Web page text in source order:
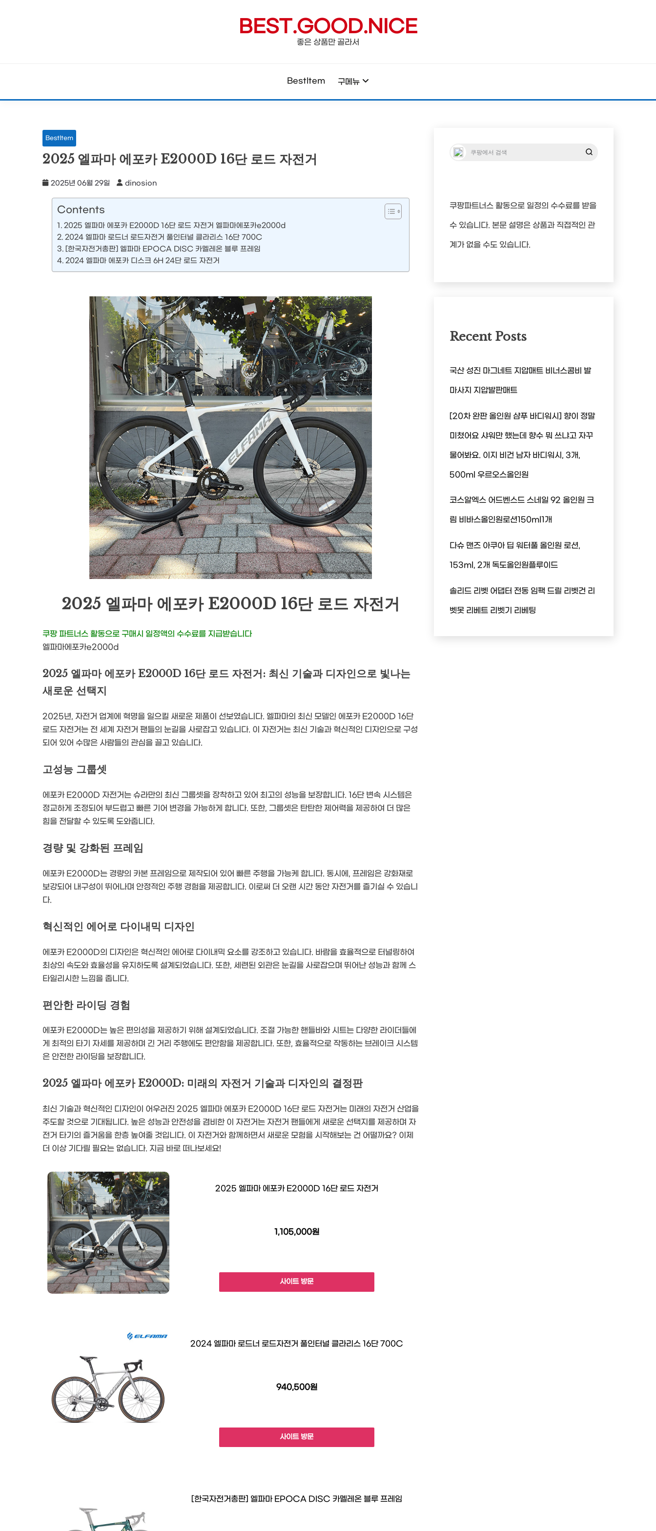
BEST.GOOD.NICE
좋은 상품만 골라서
BestItem 구메뉴
BestItem
2025 엘파마 에포카 E2000D 16단 로드 자전거
2025년 06월 29일 dinosion
Contents
2025 엘파마 에포카 E2000D 16단 로드 자전거 엘파마에포카e2000d
2024 엘파마 로드너 로드자전거 풀인터널 클라리스 16단 700C
[한국자전거총판] 엘파마 EPOCA DISC 카멜레온 블루 프레임
2024 엘파마 에포카 디스크 6H 24단 로드 자전거
2025 엘파마 에포카 E2000D 16단 로드 자전거
쿠팡 파트너스 활동으로 구매시 일정액의 수수료를 지급받습니다
엘파마에포카e2000d
2025 엘파마 에포카 E2000D 16단 로드 자전거: 최신 기술과 디자인으로 빛나는
새로운 선택지
2025년, 자전거 업계에 혁명을 일으킬 새로운 제품이 선보였습니다. 엘파마의 최신 모델인 에포카 E2000D 16단
로드 자전거는 전 세계 자전거 팬들의 눈길을 사로잡고 있습니다. 이 자전거는 최신 기술과 혁신적인 디자인으로 구성
되어 있어 수많은 사람들의 관심을 끌고 있습니다.
고성능 그룹셋
에포카 E2000D 자전거는 슈라만의 최신 그룹셋을 장착하고 있어 최고의 성능을 보장합니다. 16단 변속 시스템은
정교하게 조정되어 부드럽고 빠른 기어 변경을 가능하게 합니다. 또한, 그룹셋은 탄탄한 제어력을 제공하여 더 많은
힘을 전달할 수 있도록 도와줍니다.
경량 및 강화된 프레임
에포카 E2000D는 경량의 카본 프레임으로 제작되어 있어 빠른 주행을 가능케 합니다. 동시에, 프레임은 강화재로
보강되어 내구성이 뛰어나며 안정적인 주행 경험을 제공합니다. 이로써 더 오랜 시간 동안 자전거를 즐기실 수 있습니
다.
혁신적인 에어로 다이내믹 디자인
에포카 E2000D의 디자인은 혁신적인 에어로 다이내믹 요소를 강조하고 있습니다. 바람을 효율적으로 터널링하여
최상의 속도와 효율성을 유지하도록 설계되었습니다. 또한, 세련된 외관은 눈길을 사로잡으며 뛰어난 성능과 함께 스
타일리시한 느낌을 줍니다.
편안한 라이딩 경험
에포카 E2000D는 높은 편의성을 제공하기 위해 설계되었습니다. 조절 가능한 핸들바와 시트는 다양한 라이더들에
게 최적의 타기 자세를 제공하며 긴 거리 주행에도 편안함을 제공합니다. 또한, 효율적으로 작동하는 브레이크 시스템
은 안전한 라이딩을 보장합니다.
2025 엘파마 에포카 E2000D: 미래의 자전거 기술과 디자인의 결정판
최신 기술과 혁신적인 디자인이 어우러진 2025 엘파마 에포카 E2000D 16단 로드 자전거는 미래의 자전거 산업을
주도할 것으로 기대됩니다. 높은 성능과 안전성을 겸비한 이 자전거는 자전거 팬들에게 새로운 선택지를 제공하며 자
전거 타기의 즐거움을 한층 높여줄 것입니다. 이 자전거와 함께하면서 새로운 모험을 시작해보는 건 어떨까요? 이제
더 이상 기다릴 필요는 없습니다. 지금 바로 떠나보세요!
2025 엘파마 에포카 E2000D 16단 로드 자전거
1,105,000원
사이트 방문
2024 엘파마 로드너 로드자전거 풀인터널 클라리스 16단 700C
940,500원
사이트 방문
[한국자전거총판] 엘파마 EPOCA DISC 카멜레온 블루 프레임
쿠팡파트너스 활동으로 일정의 수수료를 받을
수 있습니다. 본문 설명은 상품과 직접적인 관
계가 없을 수도 있습니다.
Recent Posts
국산 성진 마그네트 지압매트 비너스콤비 발
마사지 지압발판매트
[20차 완판 올인원 샴푸 바디워시] 향이 정말
미쳤어요 샤워만 했는데 향수 뭐 쓰냐고 자꾸
물어봐요. 이지 비건 남자 바디워시, 3개,
500ml 우르오스올인원
코스알엑스 어드벤스드 스네일 92 올인원 크
림 비바스올인원로션150ml1개
다슈 맨즈 아쿠아 딥 워터풀 올인원 로션,
153ml, 2개 독도올인원플루이드
솔리드 리벳 어댑터 전동 임팩 드릴 리벳건 리
벳못 리베트 리벳기 리베팅